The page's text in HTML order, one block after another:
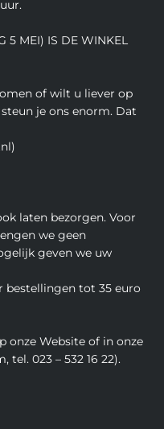
5 MEI) IS DE WINKEL
of wilt u liever op
je ons enorm. Dat
laten bezorgen. Voor
we geen
geven we uw
bestellingen tot 35 euro
onze Website of in onze
tel. 023 – 532 16 22).